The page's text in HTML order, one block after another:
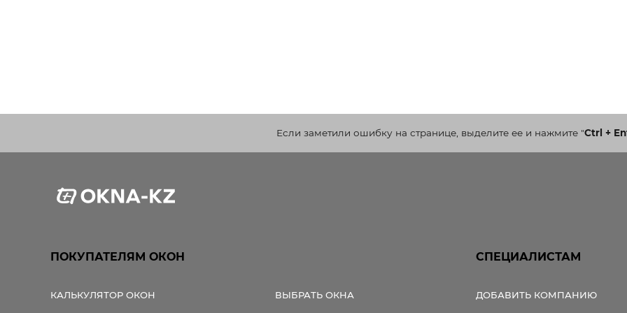
Если заметили ошибку на странице, выделите ее и нажмите"Ctrl +
ПОКУПАТЕЛЯМ ОКОН
КАЛЬКУЛЯТОР ОКОН ВЫБРАТЬ ОКНА
СПЕЦИАЛИСТАМ
ДОБАВИТЬ КОМПАНИЮ